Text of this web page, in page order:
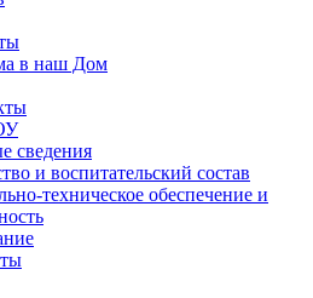
в наш Дом
сведения
и воспитательский состав
техническое обеспечение и